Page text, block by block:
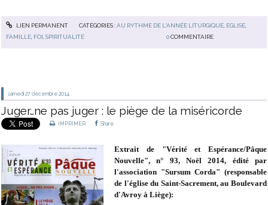
LIEN PERMANENT CATÉGORIES :AU RYTHME DE L'ANNÉE LITURGIQUE, EGLISE,
FAMILLE FOI ,SPIRITUALITÉ 0 COMMENTAIRE
samedi 27 décembre 2014
Juger…ne pas juger : le piège de la miséricorde
IMPRIMER Share
Extrait de "Vérité et Espérance/Pâque
Nouvelle", n° 93, Noël 2014, édité par
l'association "Sursum Corda" (responsable
de l'église du Saint-Sacrement, au Boulevard
d'Avroy à Liège):